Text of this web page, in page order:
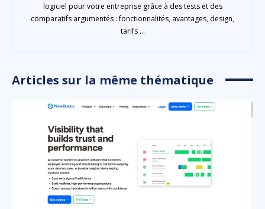
logiciel pour votre entreprise grâce à des tests et des
comparatifs argumentés : fonctionnalités, avantages, design,
tarifs ...
Articles sur la même thématique